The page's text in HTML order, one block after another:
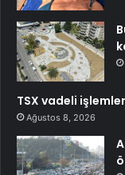
TSX vadeli
Ağustos 8, 2026